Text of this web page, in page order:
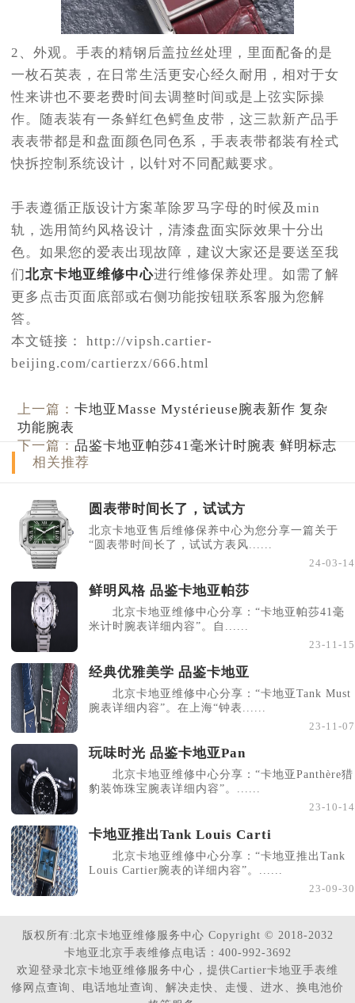
2、外观。手表的精钢后盖拉丝处理，里面配备的是
一枚石英表，在日常生活更安心经久耐用，相对于女
性来讲也不要老费时间去调整时间或是上弦实际操
作。随表装有一条鲜红色鳄鱼皮带，这三款新产品手
表表带都是和盘面颜色同色系，手表表带都装有栓式
快拆控制系统设计，以针对不同配戴要求。
手表遵循正版设计方案革除罗马字母的时候及min
轨，选用简约风格设计，清漆盘面实际效果十分出
色。如果您的爱表出现故障，建议大家还是要送至我
们 北京卡地亚维修中心进行维修保养处理。如需了解
更多点击页面底部或右侧功能按钮联系客服为您解
答。
本文链接： http://vipsh.cartier-
beijing.com/cartierzx/666.html
上一篇：卡地亚Masse Mystérieuse腕表新作 复杂
功能腕表
下一篇：品鉴卡地亚帕莎41毫米计时腕表 鲜明标志
相关推荐
圆表带时间长了，试试方
北京卡地亚售后维修保养中心为您分享一篇关于
“圆表带时间长了，试试方表风......
24-03-14
鲜明风格 品鉴卡地亚帕莎
北京卡地亚维修中心分享：“卡地亚帕莎41毫
米计时腕表详细内容”。自......
23-11-15
经典优雅美学 品鉴卡地亚
北京卡地亚维修中心分享：“卡地亚Tank Must
腕表详细内容”。在上海“钟表......
23-11-07
玩味时光 品鉴卡地亚Pan
北京卡地亚维修中心分享：“卡地亚Panthère猎
豹装饰珠宝腕表详细内容”。......
23-10-14
卡地亚推出Tank Louis Carti
北京卡地亚维修中心分享：“卡地亚推出Tank
Louis Cartier腕表的详细内容”。......
23-09-30
版权所有:北京卡地亚维修服务中心 Copyright © 2018-2032
卡地亚北京手表维修点电话：400-992-3692
欢迎登录北京卡地亚维修服务中心，提供Cartier卡地亚手表维
修网点查询、电话地址查询、解决走快、走慢、进水、换电池价